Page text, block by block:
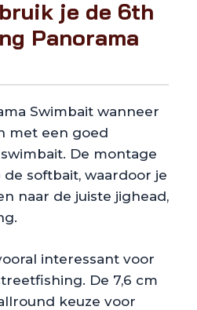
je de 6th
Panorama
Swimbait wanneer
met een goed
De montage
softbait, waardoor je
naar de juiste jighead,
interessant voor
De 7,6 cm
keuze voor